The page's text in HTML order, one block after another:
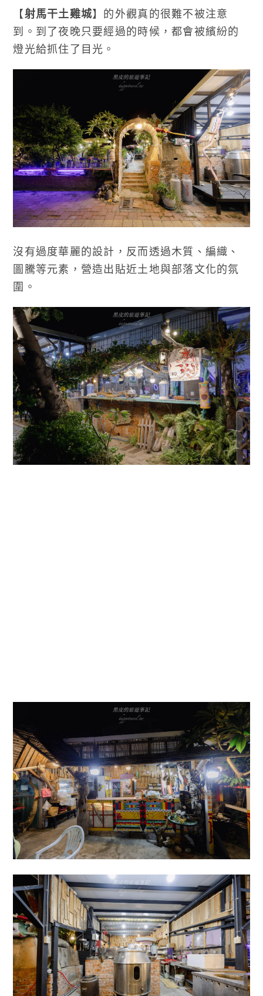
【射馬干土雞城】的外觀真的很難不被注意
到。到了夜晚只要經過的時候，都會被繽紛的
燈光給抓住了目光。
沒有過度華麗的設計，反而透過木質、編織、
圖騰等元素，營造出貼近土地與部落文化的氛
圍。